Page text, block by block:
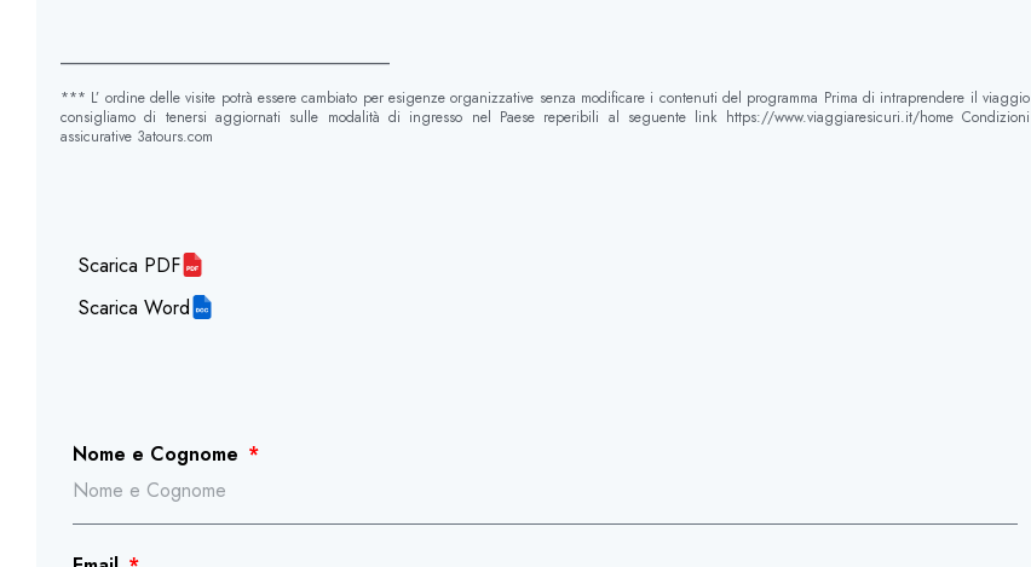
*** L’ ordine delle visite potrà essere cambiato per esigenze organizzative senza modificare i contenuti del programma Prima di intraprendere il viaggio
consigliamo di tenersi aggiornati sulle modalità di ingresso nel Paese reperibili al seguente link https://www.viaggiaresicuri.it/home Condizioni
assicurative 3atours.com
Scarica PDF
Scarica Word
Nome e Cognome